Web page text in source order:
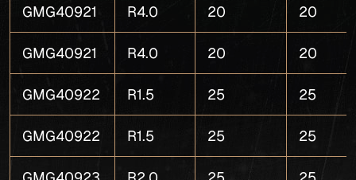
GMG40921 R4.0 20 20
GMG40921 R4.0 20 20
GMG40922 R1.5 25 25
GMG40922 R1.5 25 25